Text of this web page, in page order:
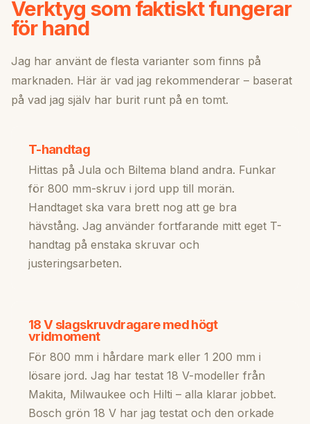
Verktyg som faktiskt fungerar
för hand
Jag har använt de flesta varianter som finns på
marknaden. Här är vad jag rekommenderar – baserat
på vad jag själv har burit runt på en tomt.
T-handtag
Hittas på Jula och Biltema bland andra. Funkar
för 800 mm-skruv i jord upp till morän.
Handtaget ska vara brett nog att ge bra
hävstång. Jag använder fortfarande mitt eget T-
handtag på enstaka skruvar och
justeringsarbeten.
18 V slagskruvdragare med högt
vridmoment
För 800 mm i hårdare mark eller 1 200 mm i
lösare jord. Jag har testat 18 V-modeller från
Makita, Milwaukee och Hilti – alla klarar jobbet.
Bosch grön 18 V har jag testat och den orkade